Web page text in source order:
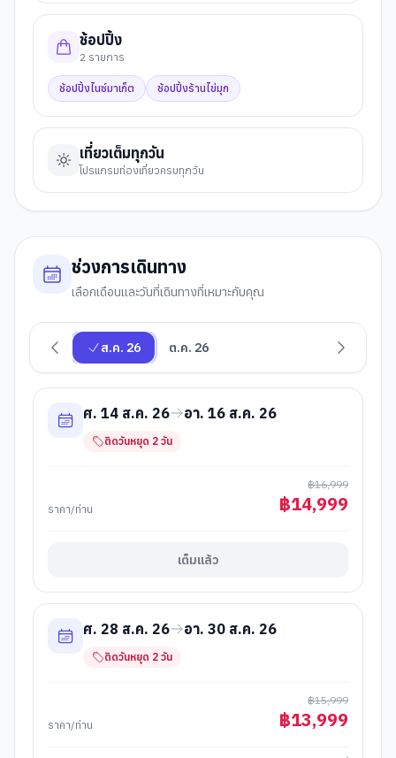
ช้อปปิ้ง
2 รายการ
ช้อปปิ้งไนซ์มาเก็ต ช้อปปิ้งร้านไข่มุก
เที่ยวเต็มทุกวัน
โปรแกรมท่องเที่ยวครบทุกวัน
ช่วงการเดินทาง
เลือกเดือนและวันที่เดินทางที่เหมาะกับคุณ
ส.ค. 26 ต.ค. 26
ศ. 14 ส.ค. 26 อา. 16 ส.ค. 26
ติดวันหยุด 2 วัน
ราคา/ท่าน
฿16,999
฿14,999
เต็มแล้ว
ศ. 28 ส.ค. 26 อา. 30 ส.ค. 26
ติดวันหยุด 2 วัน
ราคา/ท่าน
฿15,999
฿13,999